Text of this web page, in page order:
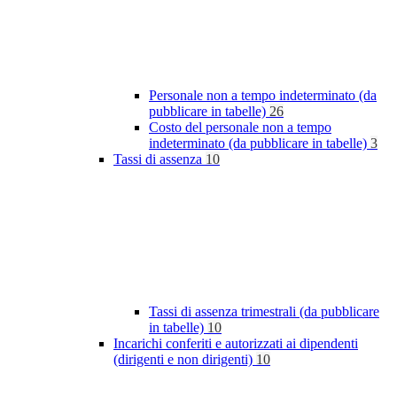
Personale non a tempo indeterminato (da
pubblicare in tabelle) 26
Costo del personale non a tempo
indeterminato (da pubblicare in tabelle) 3
Tassi di assenza 10
Tassi di assenza trimestrali (da pubblicare
in tabelle) 10
Incarichi conferiti e autorizzati ai dipendenti
(dirigenti e non dirigenti) 10